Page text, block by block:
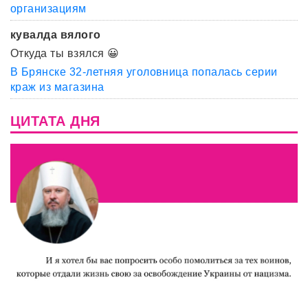
организациям
кувалда вялого
Откуда ты взялся 😀
В Брянске 32-летняя уголовница попалась серии
краж из магазина
ЦИТАТА ДНЯ